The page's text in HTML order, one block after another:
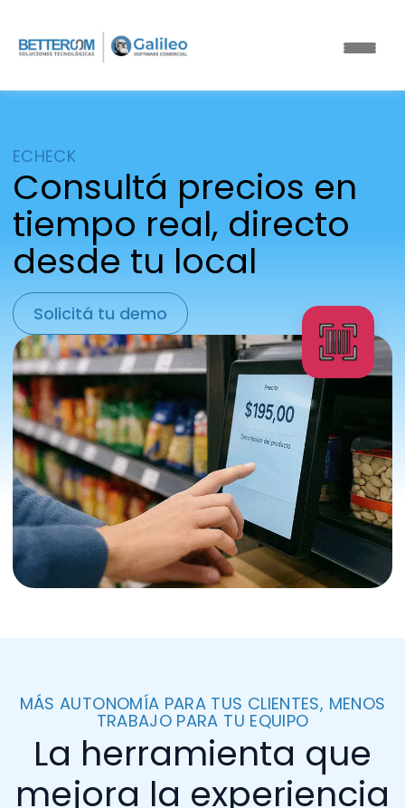
ECHECK
Consultá precios en
tiempo real, directo
desde tu local
Solicitá tu demo
MÁS AUTONOMÍA PARA TUS CLIENTES, MENOS
TRABAJO PARA TU EQUIPO
La herramienta que
mejora la experiencia